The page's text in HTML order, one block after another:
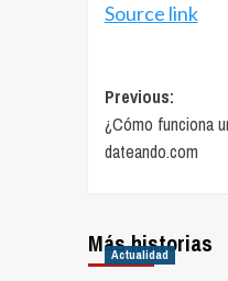
Source link
Post
Previous:
¿Cómo funciona
dateando.com
Más historias
Actualidad